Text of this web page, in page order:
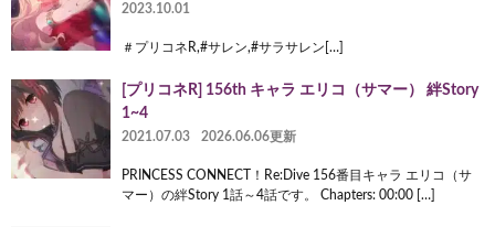
2023.10.01
＃プリコネR,#サレン,#サラサレン[…]
[プリコネR] 156th キャラ エリコ（サマー） 絆Story
1~4
2021.07.03 2026.06.06更新
PRINCESS CONNECT！Re:Dive 156番目キャラ エリコ（サ
マー）の絆Story 1話～4話です。 Chapters: 00:00 […]